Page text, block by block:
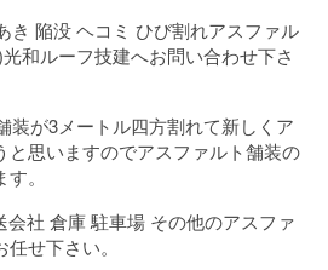
き 陥没 ヘコミ ひび割れアスファル
和ルーフ技建へお問い合わせ下さ
装が3メートル四方割れて新しくア
と思いますのでアスファルト舗装の
。
会社 倉庫 駐車場 その他のアスファ
せ下さい。